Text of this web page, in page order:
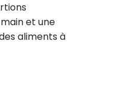
et une
aliments à